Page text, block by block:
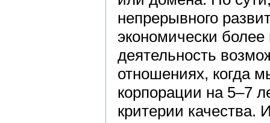
непрерывного
экономически более
деятельность
отношениях, когда
корпорации на 5–7
критерии качества.